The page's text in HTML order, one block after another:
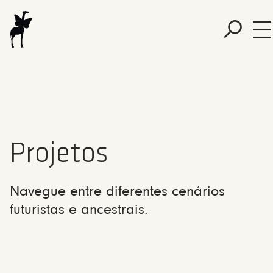
Projetos
Navegue entre diferentes cenários
futuristas e ancestrais.